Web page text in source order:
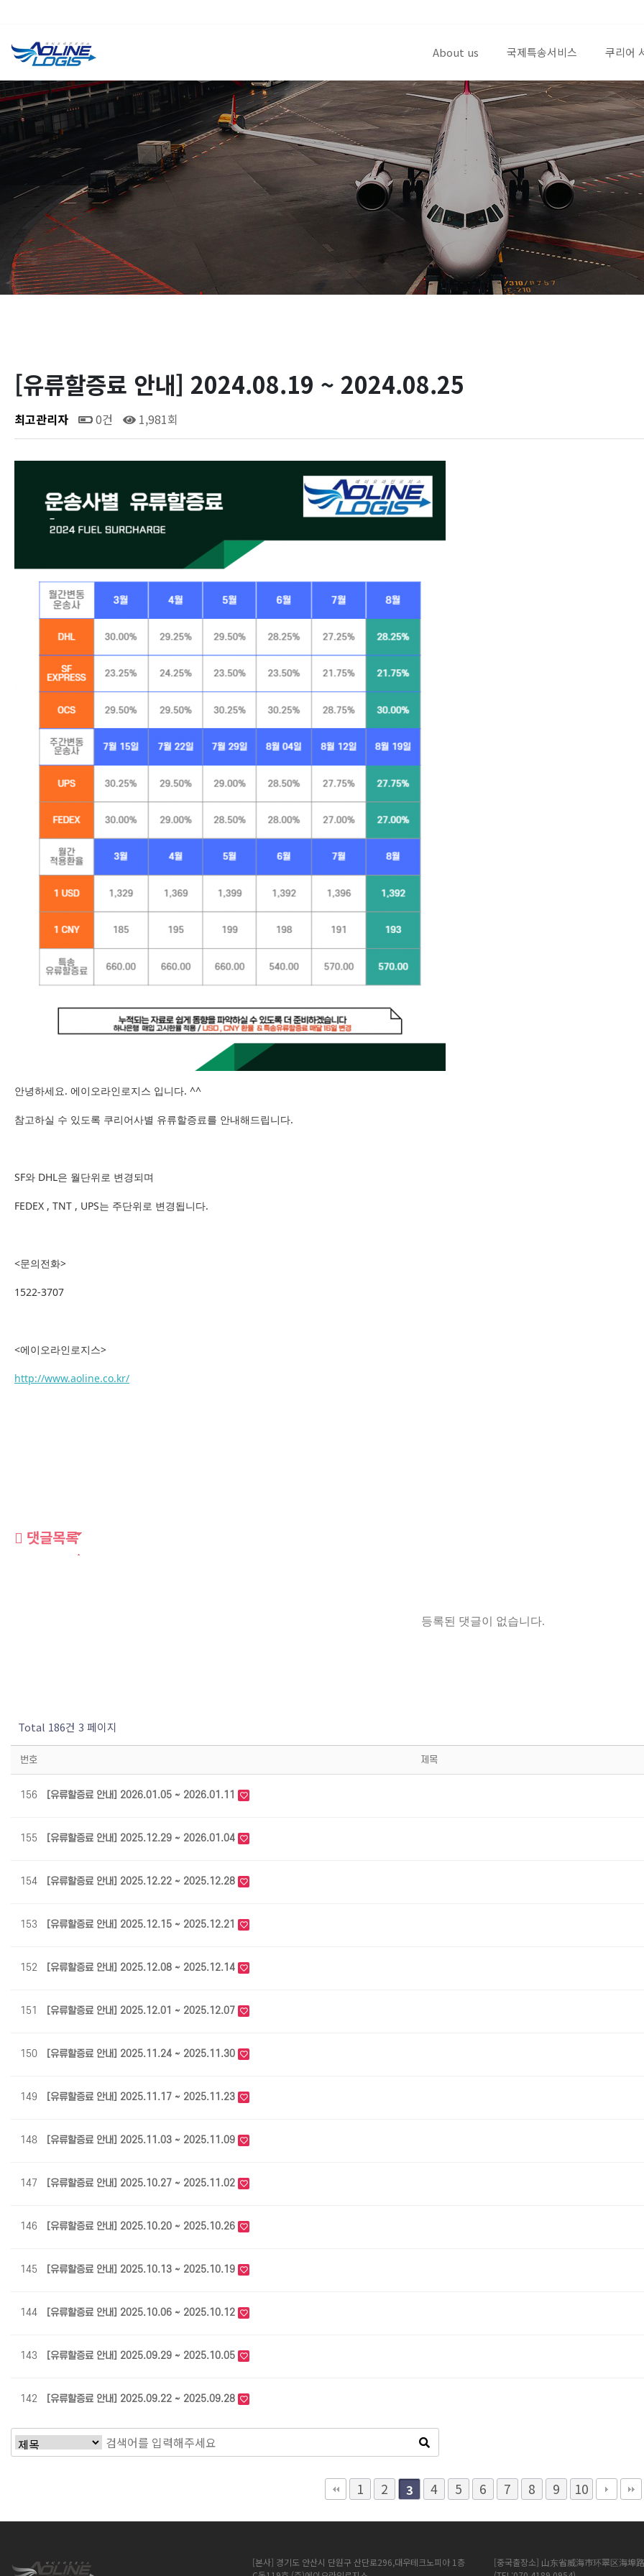
About us 국제특송서비스 쿠리어
[유류할증료 안내] 2024.08.19 ~ 2024.08.25
최고관리자 0건 1,981회
안녕하세요. 에이오라인로지스 입니다. ^^
참고하실 수 있도록 쿠리어사별 유류할증료를 안내해드립니다.
SF와 DHL은 월단위로 변경되며
FEDEX , TNT , UPS는 주단위로 변경됩니다.
<문의전화>
1522-3707
<에이오라인로지스>
http://www.aoline.co.kr/
댓글목록
등록된 댓글이 없습니다.
Total 186건 3 페이지
번호 제목
156 [유류할증료 안내] 2026.01.05 ~ 2026.01.11
155 [유류할증료 안내] 2025.12.29 ~ 2026.01.04
154 [유류할증료 안내] 2025.12.22 ~ 2025.12.28
153 [유류할증료 안내] 2025.12.15 ~ 2025.12.21
152 [유류할증료 안내] 2025.12.08 ~ 2025.12.14
151 [유류할증료 안내] 2025.12.01 ~ 2025.12.07
150 [유류할증료 안내] 2025.11.24 ~ 2025.11.30
149 [유류할증료 안내] 2025.11.17 ~ 2025.11.23
148 [유류할증료 안내] 2025.11.03 ~ 2025.11.09
147 [유류할증료 안내] 2025.10.27 ~ 2025.11.02
146 [유류할증료 안내] 2025.10.20 ~ 2025.10.26
145 [유류할증료 안내] 2025.10.13 ~ 2025.10.19
144 [유류할증료 안내] 2025.10.06 ~ 2025.10.12
143 [유류할증료 안내] 2025.09.29 ~ 2025.10.05
142 [유류할증료 안내] 2025.09.22 ~ 2025.09.28
1 2 3 4 5 6 7 8 9 10
[본사] 경기도 안산시 단원구 산단로296,대우테크노피아 1층
[중국출장소] 山东省威海市环翠区海埠